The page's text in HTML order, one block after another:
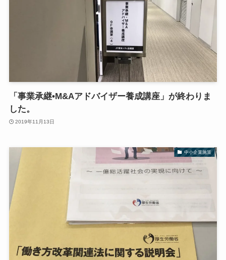
「事業承継•M&Aアドバイザー養成講座」が終わりま
した。
2019年11月13日
中小企業施策